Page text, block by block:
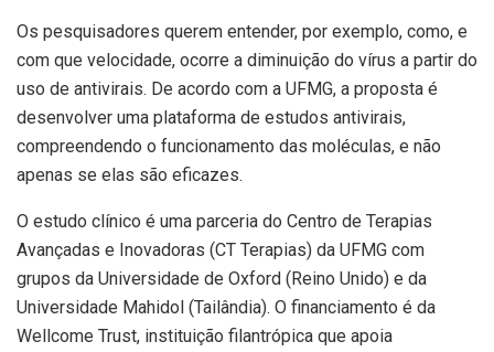
Os pesquisadores querem entender, por exemplo, como, e
com que velocidade, ocorre a diminuição do vírus a partir do
uso de antivirais. De acordo com a UFMG, a proposta é
desenvolver uma plataforma de estudos antivirais,
compreendendo o funcionamento das moléculas, e não
apenas se elas são eficazes.
O estudo clínico é uma parceria do Centro de Terapias
Avançadas e Inovadoras (CT Terapias) da UFMG com
grupos da Universidade de Oxford (Reino Unido) e da
Universidade Mahidol (Tailândia). O financiamento é da
Wellcome Trust, instituição filantrópica que apoia